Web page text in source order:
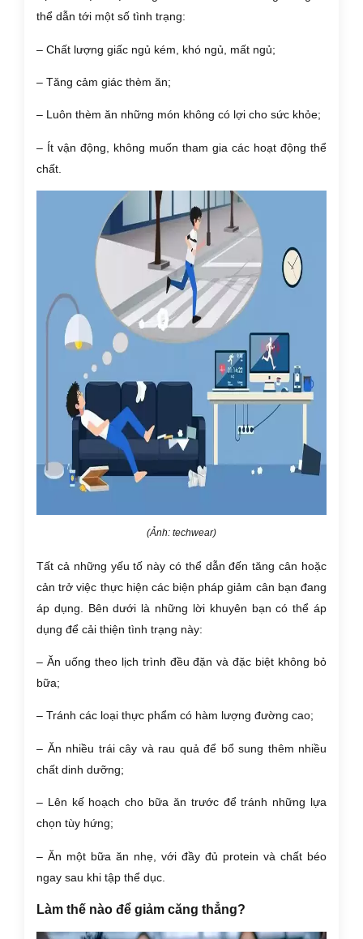
thể dẫn tới một số tình trạng:
– Chất lượng giấc ngủ kém, khó ngủ, mất ngủ;
– Tăng cảm giác thèm ăn;
– Luôn thèm ăn những món không có lợi cho sức khỏe;
– Ít vận động, không muốn tham gia các hoạt động thể
chất.
(Ảnh: techwear)
Tất cả những yếu tố này có thể dẫn đến tăng cân hoặc
cản trở việc thực hiện các biện pháp giảm cân bạn đang
áp dụng. Bên dưới là những lời khuyên bạn có thể áp
dụng để cải thiện tình trạng này:
– Ăn uống theo lịch trình đều đặn và đặc biệt không bỏ
bữa;
– Tránh các loại thực phẩm có hàm lượng đường cao;
– Ăn nhiều trái cây và rau quả để bổ sung thêm nhiều
chất dinh dưỡng;
– Lên kế hoạch cho bữa ăn trước để tránh những lựa
chọn tùy hứng;
– Ăn một bữa ăn nhẹ, với đầy đủ protein và chất béo
ngay sau khi tập thể dục.
Làm thế nào để giảm căng thẳng?